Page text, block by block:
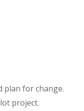
plan for change.
project.